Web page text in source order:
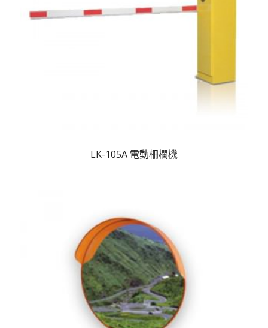
LK-105A 電動柵欄機